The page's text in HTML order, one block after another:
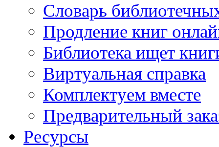
Словарь
Продление книг
Библиотека ищет
Виртуальная справка
Комплектуем вместе
Предварительный
Ресурсы